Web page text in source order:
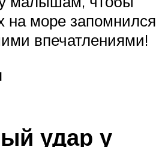
на море запомнился
впечатлениями!
удар у